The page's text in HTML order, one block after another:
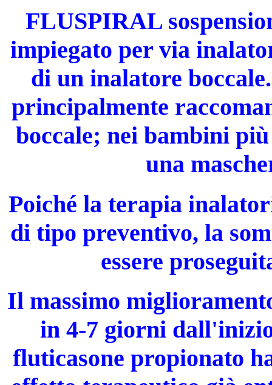
FLUSPIRAL
impiegato per via
di un inalatore
principalmente
boccale; nei bambini
una
Poiché la terapia
di tipo preventivo, la
essere
Il massimo
in 4-7 giorni
fluticasone propionato